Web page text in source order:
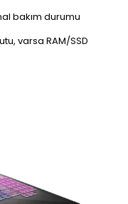
bakım durumu
varsa RAM/SSD